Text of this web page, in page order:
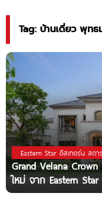
Tag: บ้านเดี่ยว พุท
Eastern Star อีสเทอร์น สตา
Grand Velana
ใหม่ จาก Eastern Star